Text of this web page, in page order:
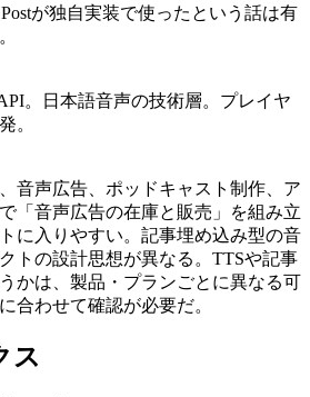
Postが独自実装で使ったという話は有
。日本語音声の技術層。プレイヤ
。
音声広告、ポッドキャスト制作、ア
「音声広告の在庫と販売」を組み立
に入りやすい。記事埋め込み型の音
トの設計思想が異なる。TTSや記事
かは、製品・プランごとに異なる可
合わせて確認が必要だ。
ス